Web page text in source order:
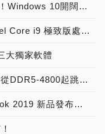
你的人生「升級」了沒？倒數十天！Windows 10開闊你的無限視野
全新Intel Core X系列處理器－ Intel Core i9 極致版處理器 重裝上陣
大獨家軟體
JEDEC發布全新DDR5標準規範，從DDR5-4800起跳! 將加速導入下世代高效能電腦系統
不再是Toshiba品牌，全新Dynabook 2019 新品發布，透過運算與服務改變世界